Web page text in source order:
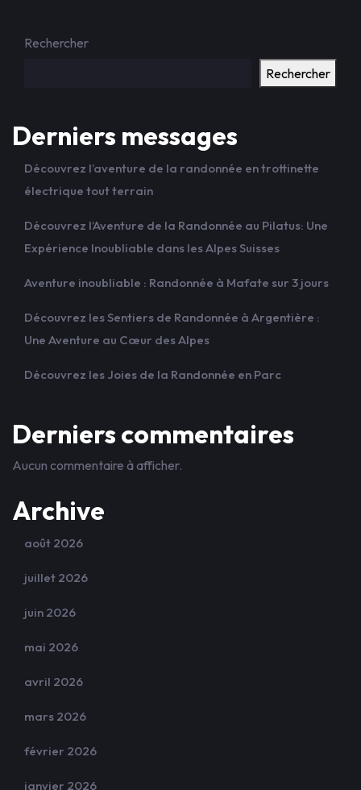
Rechercher
Rechercher
Derniers messages
Découvrez l’aventure de la randonnée en trottinette
électrique tout terrain
Découvrez l’Aventure de la Randonnée au Pilatus: Une
Expérience Inoubliable dans les Alpes Suisses
Aventure inoubliable : Randonnée à Mafate sur 3 jours
Découvrez les Sentiers de Randonnée à Argentière :
Une Aventure au Cœur des Alpes
Découvrez les Joies de la Randonnée en Parc
Derniers commentaires
Aucun commentaire à afficher.
Archive
août 2026
juillet 2026
juin 2026
mai 2026
avril 2026
mars 2026
février 2026
janvier 2026